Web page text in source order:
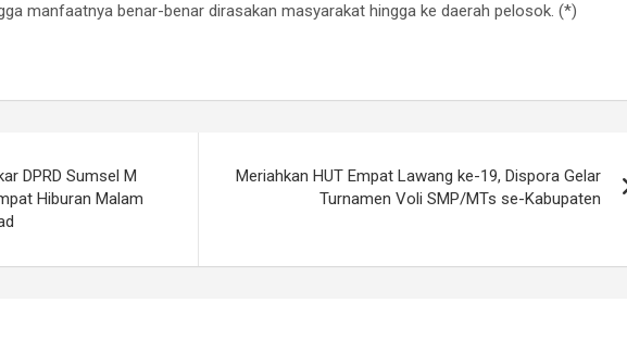
manfaatnya benar-benar dirasakan masyarakat hingga ke daerah pelosok. (*)
DPRD Sumsel M
Hiburan Malam
Meriahkan HUT Empat Lawang ke-19, Dispora Gelar
Turnamen Voli SMP/MTs se-Kabupaten